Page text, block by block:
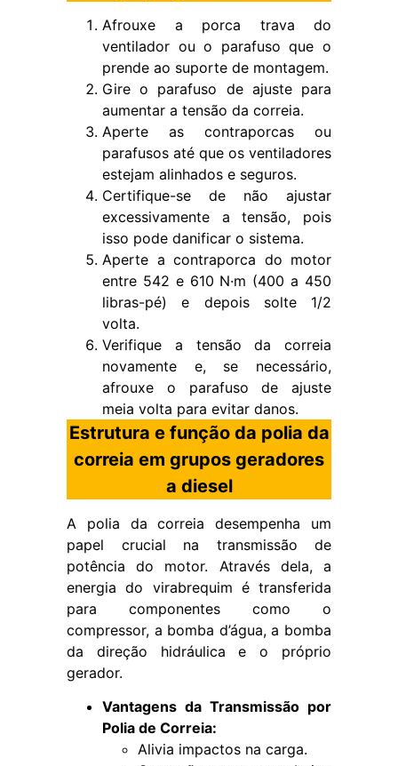
Afrouxe a porca trava do
ventilador ou o parafuso que o
prende ao suporte de montagem.
Gire o parafuso de ajuste para
aumentar a tensão da correia.
Aperte as contraporcas ou
parafusos até que os ventiladores
estejam alinhados e seguros.
Certifique-se de não ajustar
excessivamente a tensão, pois
isso pode danificar o sistema.
Aperte a contraporca do motor
entre 542 e 610 N·m (400 a 450
libras-pé) e depois solte 1/2
volta.
Verifique a tensão da correia
novamente e, se necessário,
afrouxe o parafuso de ajuste
meia volta para evitar danos.
Estrutura e função da polia da
correia em grupos geradores
a diesel
A polia da correia desempenha um
papel crucial na transmissão de
potência do motor. Através dela, a
energia do virabrequim é transferida
para componentes como o
compressor, a bomba d’água, a bomba
da direção hidráulica e o próprio
gerador.
Vantagens da Transmissão por
Polia de Correia:
Alivia impactos na carga.